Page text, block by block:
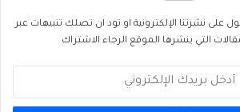
نشرتنا الإلكترونية او تود ان تصلك تنبيهات عبر
التي ينشرها الموقع الرجاء الاشتراك